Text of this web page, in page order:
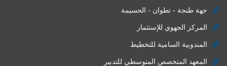
جهة طنجة - تطوان - الحسيمة
المركز الجهوي للإستثمار
المندوبية السامية للتخطيط
المعهد المتخصص المتوسطي للتدبير